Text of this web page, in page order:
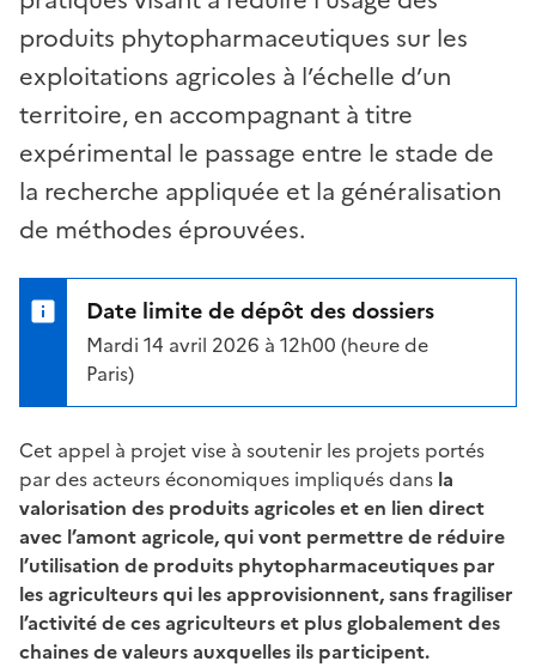
produits phytopharmaceutiques sur les
exploitations agricoles à l’échelle d’un
territoire, en accompagnant à titre
expérimental le passage entre le stade de
la recherche appliquée et la généralisation
de méthodes éprouvées.
Date limite de dépôt des dossiers
Mardi 14 avril 2026 à 12h00 (heure de
Paris)
Cet appel à projet vise à soutenir les projets portés
par des acteurs économiques impliqués dans la
valorisation des produits agricoles et en lien direct
avec l’amont agricole, qui vont permettre de réduire
l’utilisation de produits phytopharmaceutiques par
les agriculteurs qui les approvisionnent, sans fragiliser
l’activité de ces agriculteurs et plus globalement des
chaines de valeurs auxquelles ils participent.